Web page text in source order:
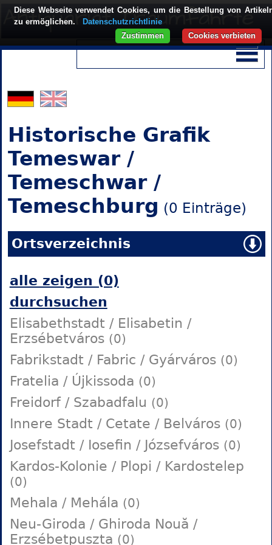
Historische Grafik
Temeswar /
Temeschwar /
Temeschburg (0 Einträge)
Ortsverzeichnis
alle zeigen (0)
durchsuchen
Elisabethstadt / Elisabetin /
Erzsébetváros (0)
Fabrikstadt / Fabric / Gyárváros (0)
Fratelia / Újkissoda (0)
Freidorf / Szabadfalu (0)
Innere Stadt / Cetate / Belváros (0)
Josefstadt / Iosefin / Józsefváros (0)
Kardos-Kolonie / Plopi / Kardostelep
(0)
Mehala / Mehála (0)
Neu-Giroda / Ghiroda Nouă /
Erzsébetpuszta (0)
Diese Webseite verwendet Cookies, um die Bestellung von
zu ermöglichen.
Datenschutzrichtlinie
Cookies verbieten
Zustimmen